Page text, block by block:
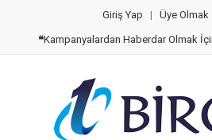
Giriş Yap | Üye
❝Kampanyalardan Haberdar Olmak